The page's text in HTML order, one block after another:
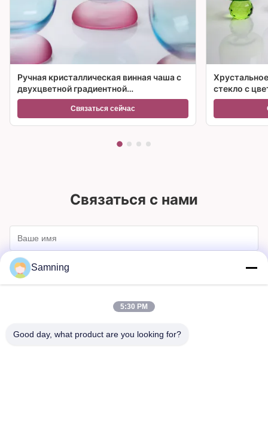
Ручная кристаллическая винная чаша с
двухцветной градиентной
замороженной основой и
вместимостью 300 мл для винного
Связаться сейчас
стекло с
Связаться с нами
Samning
5:30 PM
Good day, what product are you looking for?